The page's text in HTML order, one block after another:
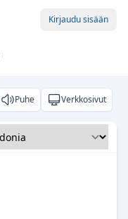
Kirjaudu sisään
Puhe Verkkosivut